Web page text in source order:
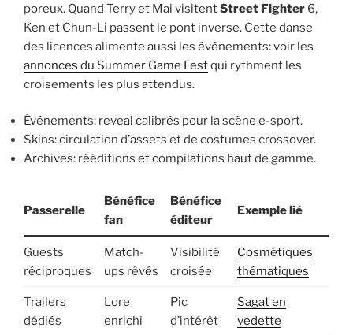
poreux. Quand Terry et Mai visitentStreet Fighter 6,
Ken et Chun-Li passent le pont inverse. Cette danse
des licences alimente aussi les événements: voir les
annonces du Summer Game Festqui rythment les
croisements les plus attendus.
Événements: reveal calibrés pour la scène e-sport.
Skins: circulation d’assets et de costumes crossover.
Archives: rééditions et compilations haut de gamme.
Passerelle
Bénéfice
fan
Bénéfice
éditeur
Exemple lié
Guests
réciproques
Match-
ups rêvés
Visibilité
croisée
Cosmétiques
thématiques
Trailers
dédiés
Lore
enrichi
Pic
d’intérêt
Sagat en
vedette